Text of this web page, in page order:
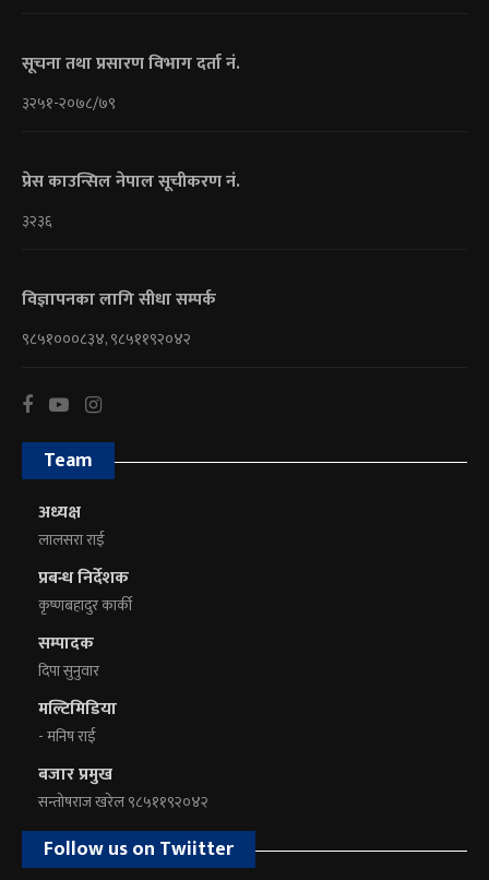
सूचना तथा प्रसारण विभाग दर्ता नं.
३२५१-२०७८/७९
प्रेस काउन्सिल नेपाल सूचीकरण नं.
३२३६
विज्ञापनका लागि सीधा सम्पर्क
९८५१०००८३४, ९८५११९२०४२
Team
अध्यक्ष
लालसरा राई
प्रबन्ध निर्देशक
कृष्णबहादुर कार्की
सम्पादक
दिपा सुनुवार
मल्टिमिडिया
- मनिष राई
बजार प्रमुख
सन्तोषराज खरेल ९८५११९२०४२
Follow us on Twiitter